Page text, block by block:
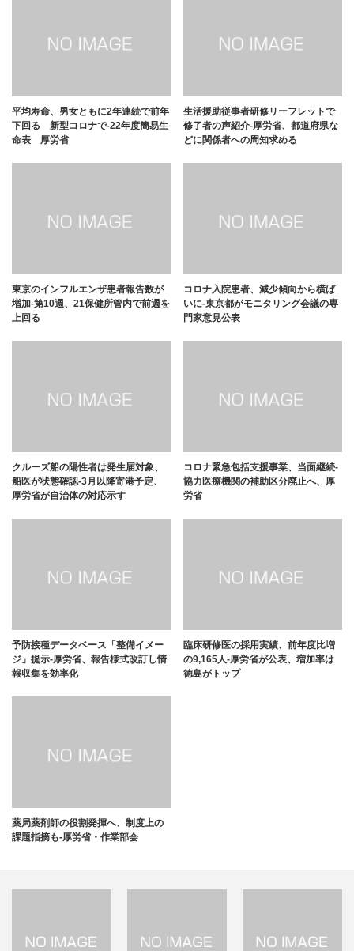
平均寿命、男女ともに2年連続で前年
下回る 新型コロナで-22年度簡易生
命表 厚労省
生活援助従事者研修リーフレットで
修了者の声紹介-厚労省、都道府県な
どに関係者への周知求める
東京のインフルエンザ患者報告数が
増加-第10週、21保健所管内で前週を
上回る
コロナ入院患者、減少傾向から横ば
いに-東京都がモニタリング会議の専
門家意見公表
クルーズ船の陽性者は発生届対象、
船医が状態確認-3月以降寄港予定、
厚労省が自治体の対応示す
コロナ緊急包括支援事業、当面継続-
協力医療機関の補助区分廃止へ、厚
労省
予防接種データベース「整備イメー
ジ」提示-厚労省、報告様式改訂し情
報収集を効率化
臨床研修医の採用実績、前年度比増
の9,165人-厚労省が公表、増加率は
徳島がトップ
薬局薬剤師の役割発揮へ、制度上の
課題指摘も-厚労省・作業部会